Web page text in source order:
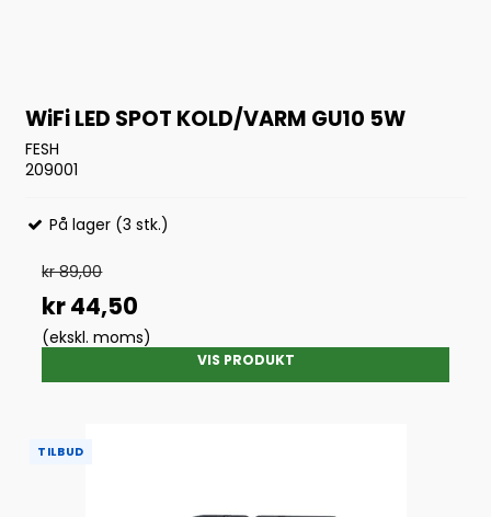
WiFi LED SPOT KOLD/VARM GU10 5W
FESH
209001
På lager (3 stk.)
kr 89,00
kr 44,50
(ekskl. moms)
VIS PRODUKT
TILBUD